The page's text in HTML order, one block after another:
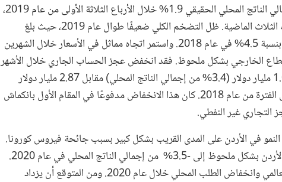
ظل النشاط الاقتصادي ضعيفا. إذ بلغ نمو إجمالي الناتج المحلي الحقيقي 1.9% خلال الأرباع الثلاثة الأولى من عام 2019،
بما يتفق مع الاتجاه السائد على مدى السنوات الثلاث الماضية. ظل التضخم الكلي ضعيفًا طوال عام 2019، حيث بلغ
متوسط نمو أسعار المستهلكين 0.8% مقارنة بنسبة 4.5% في عام 2018. واستمر اتجاه مماثل في الأسعار خلال الشهرين
اختلالات القطاع الخارجي بشكل ملحوظ. فقد انخفض عجز الحساب الجاري خلال الأشهر
التسعة الأولى من 2019 بنحو 60% إلى 1.08 مليار دولار (3.4% من إجمالي الناتج المحلي) مقابل 2.87 مليار دولار
(9.3% من إجمالي الناتج المحلي) خلال نفس الفترة من عام 2018. كان هذا الانخفاض مدفوعًا في المقام الأول بانكماش
في الأردن على المدى القريب بشكل كبير بسبب جائحة فيروس كورونا.
ومن المتوقع أن ينكمش النمو الاقتصادي في الأردن بشكل ملحوظ إلى -3.5% من إجمالي الناتج المحلي في عام 2020.
يفترض هذا التقييم تباطؤًا كبيرًا في الطلب العالمي وانخفاض الطلب المحلي خلال عام 2020. ومن المتوقع أن يزداد